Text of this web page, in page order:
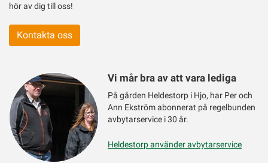
hör av dig till oss!
Kontakta oss
Vi mår bra av att vara lediga
På gården Heldestorp i Hjo, har Per och
Ann Ekström abonnerat på regelbunden
avbytarservice i 30 år.
Heldestorp använder avbytarservice